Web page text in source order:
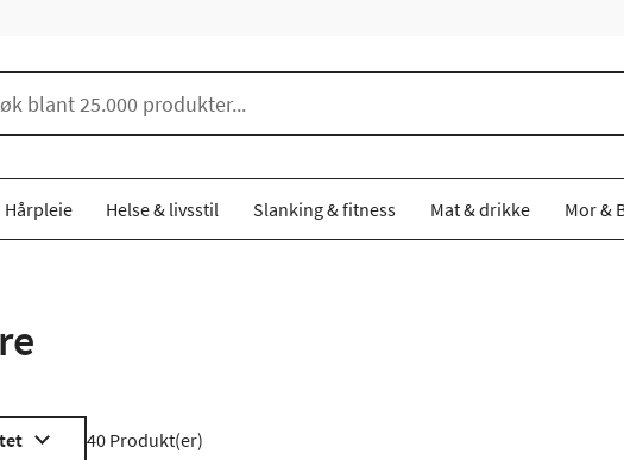
Hårpleie Helse & livsstil Slanking & fitness Mat & drikke Mor &
40 Produkt(er)